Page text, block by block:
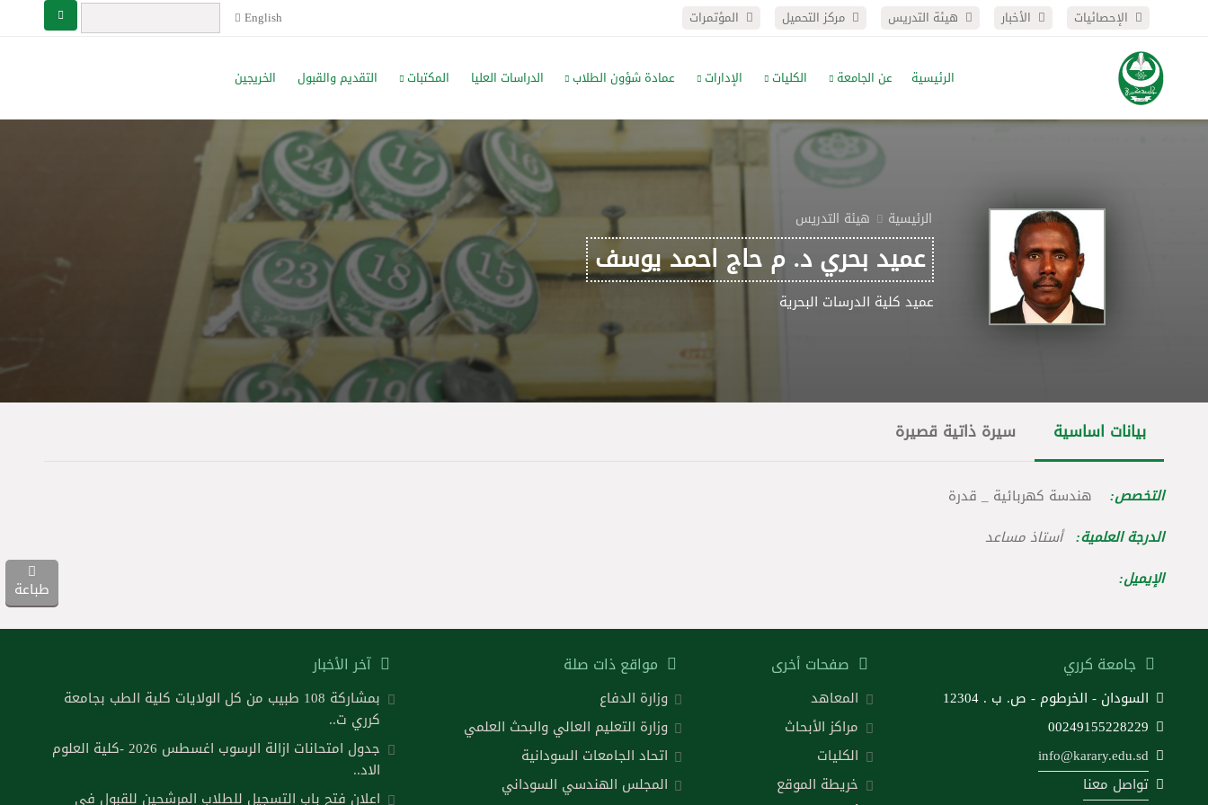
الإحصائيات الأخبار هيئة التدريس مركز التحميل المؤتمرات English
الرئيسية عن الجامعة الكليات الإدارات عمادة شؤون الطلاب الدراسات العليا المكتبات التقديم والقبول الخريجين
طباعة
الرئيسية هيئة التدريس
عميد بحري د. م حاج احمد يوسف
عميد كلية الدرسات البحرية
بيانات اساسية سيرة ذاتية قصيرة
التخصص: هندسة كهربائية _ قدرة
الدرجة العلمية: أستاذ مساعد
الإيميل:
جامعة كرري
السودان - الخرطوم - ص. ب . 12304
00249155228229
info@karary.edu.sd
تواصل معنا
صفحات أخرى
المعاهد
مراكز الأبحاث
الكليات
خريطة الموقع
مواقع ذات صلة
وزارة الدفاع
وزارة التعليم العالي والبحث العلمي
اتحاد الجامعات السودانية
المجلس الهندسي السوداني
آخر الأخبار
بمشاركة 108 طبيب من كل الولايات كلية الطب بجامعة
كرري ت..
جدول امتحانات ازالة الرسوب اغسطس 2026 -كلية العلوم
الاد..
اعلان فتح باب التسجيل للطلاب المرشحين للقبول في